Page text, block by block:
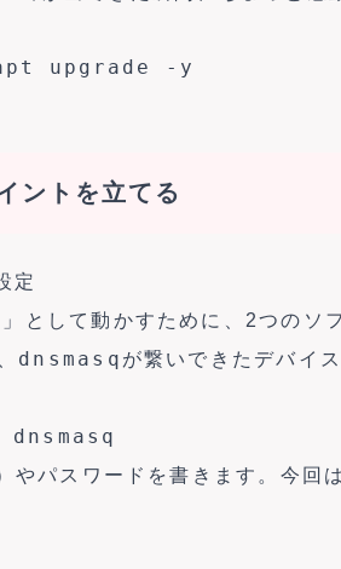
upgrade -y
トを立てる
定
として動かすために、2つのソ
dnsmasq が繋いできたデバイ
パスワードを書きます。今回